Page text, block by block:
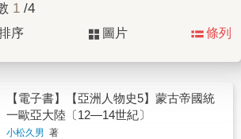
1 /4
序 圖片 條列
【電子書】【亞洲人物史5】蒙古帝國統
一歐亞大陸〔12—14世紀〕
小松久男 著